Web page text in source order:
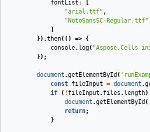
fontList :
"arial.ttf" ,
"NotoSansSC-Regular.ttf"
}).then( () => {
console. log( "Aspose.Cells
});
document .getElementById (
const fileInput = document .
if
( ! fileInput . files . length)
document .getElementById (
return;
}